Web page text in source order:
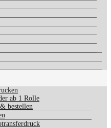
ab 1 Rolle
bestellen